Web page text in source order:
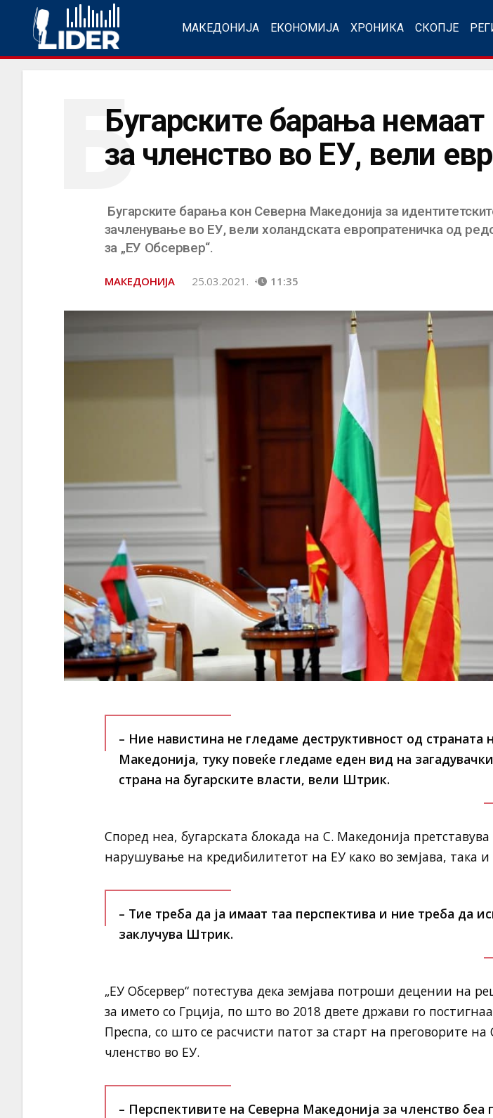
МАКЕДОНИЈА ЕКОНОМИЈА ХРОНИКА СКОПЈЕ
Бугарските барања
за членство во ЕУ, вели
Б
Бугарските барања кон Северна Македонија за
зачленување во ЕУ, вели холандската европратеничка од
за „ЕУ Обсервер“.
МАКЕДОНИЈА 25.03.2021. 11:35
– Ние навистина не гледаме деструктивност од страната
Македонија, туку повеќе гледаме еден вид на
страна на бугарските власти, вели Штрик.
Според неа, бугарската блокада на С. Македонија претставува
нарушување на кредибилитетот на ЕУ како во земјава, така и
– Тие треба да ја имаат таа перспектива и ние треба да
заклучува Штрик.
„ЕУ Обсервер“ потестува дека земјава потроши децении на
за името со Грција, по што во 2018 двете држави го
Преспа, со што се расчисти патот за старт на преговорите на
членство во ЕУ.
– Перспективите на Северна Македонија за членство беа